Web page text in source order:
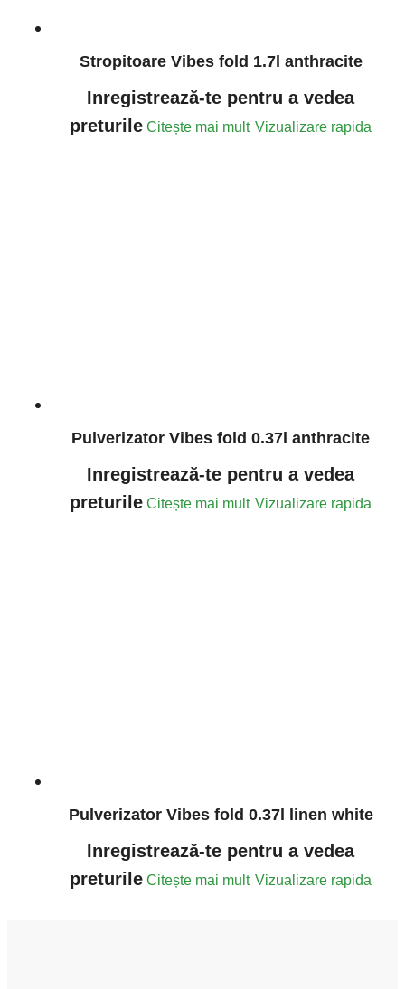
Stropitoare Vibes fold 1.7l anthracite
Inregistrează-te pentru a vedea
preturile Citește mai mult Vizualizare rapida
Pulverizator Vibes fold 0.37l anthracite
Inregistrează-te pentru a vedea
preturile Citește mai mult Vizualizare rapida
Pulverizator Vibes fold 0.37l linen white
Inregistrează-te pentru a vedea
preturile Citește mai mult Vizualizare rapida